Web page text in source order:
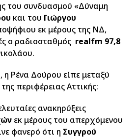
του συνδυασμού «Δύναμη
και του Γιώργου
εκ μέρους της ΝΔ,
ο ραδιοσταθμός realfm 97,8
η Ρένα Δούρου είπε μεταξύ
περιφέρειας Αττικής:
ανακηρύξεις
εκ μέρους του απερχόμενου
φανερό ότι η Συγγρού